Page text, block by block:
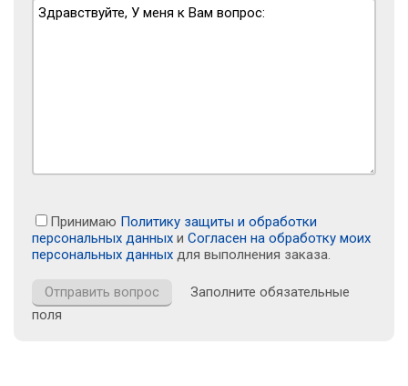
Принимаю Политику защиты и обработки
персональных данных и Согласен на обработку моих
персональных данных для выполнения заказа.
Заполните обязательные
поля